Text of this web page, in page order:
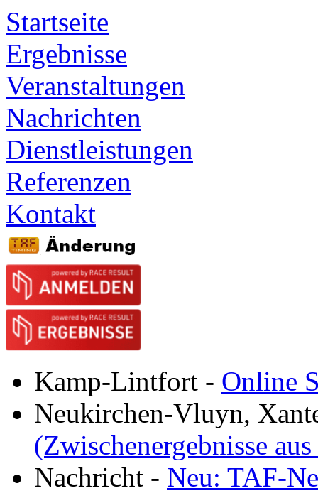
Startseite
Ergebnisse
Veranstaltungen
Nachrichten
Dienstleistungen
Referenzen
Kontakt
Kamp-Lintfort - Online
Neukirchen-Vluyn,
(Zwischenergebnisse
Nachricht - Neu: TAF-